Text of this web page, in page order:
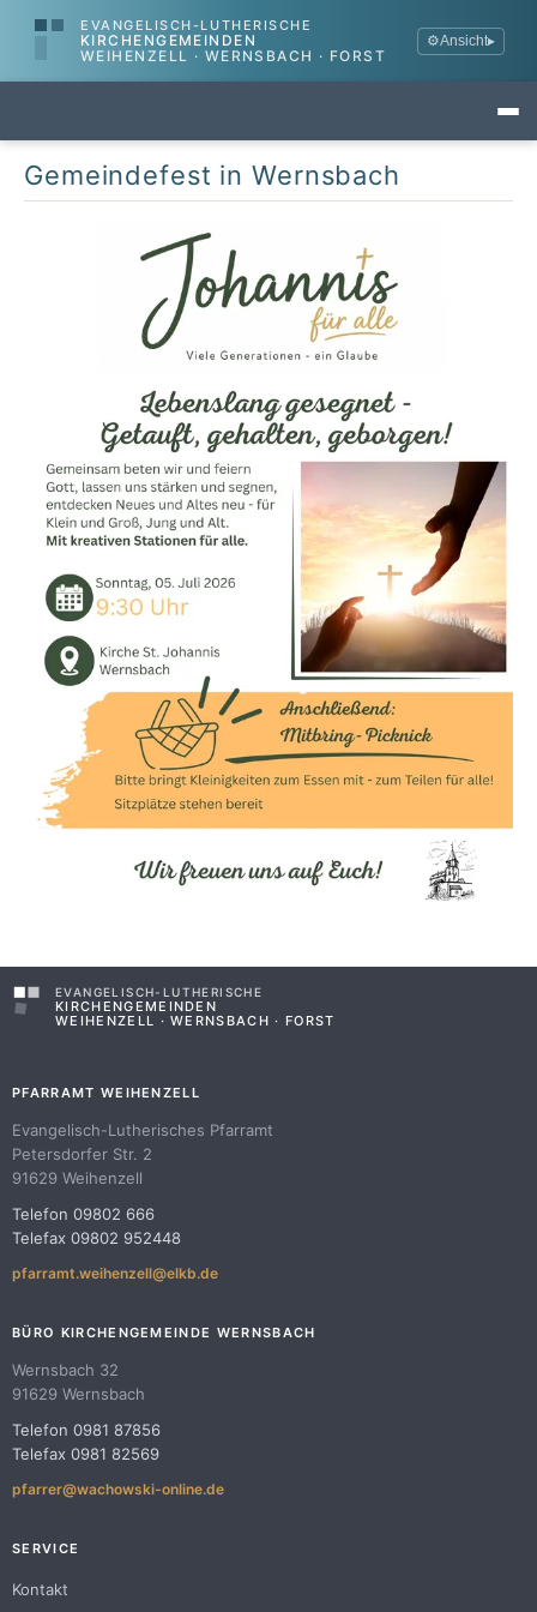
EVANGELISCH-LUTHERISCHE
KIRCHENGEMEINDEN
WEIHENZELL · WERNSBACH · FORST
⚙Ansicht▸
Gemeindefest in Wernsbach
EVANGELISCH-LUTHERISCHE
KIRCHENGEMEINDEN
WEIHENZELL · WERNSBACH · FORST
PFARRAMT WEIHENZELL
Evangelisch-Lutherisches Pfarramt
Petersdorfer Str. 2
91629 Weihenzell
Telefon 09802 666
Telefax 09802 952448
pfarramt.weihenzell@elkb.de
BÜRO KIRCHENGEMEINDE WERNSBACH
Wernsbach 32
91629 Wernsbach
Telefon 0981 87856
Telefax 0981 82569
pfarrer@wachowski-online.de
SERVICE
Kontakt